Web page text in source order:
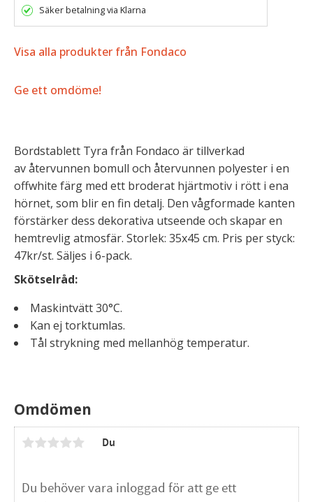
Säker betalning via Klarna
Visa alla produkter från Fondaco
Ge ett omdöme!
Bordstablett Tyra från Fondaco är tillverkad
av återvunnen bomull och återvunnen polyester i en
offwhite färg med ett broderat hjärtmotiv i rött i ena
hörnet, som blir en fin detalj. Den vågformade kanten
förstärker dess dekorativa utseende och skapar en
hemtrevlig atmosfär. Storlek: 35x45 cm. Pris per styck:
47kr/st. Säljes i 6-pack.
Skötselråd:
Maskintvätt 30°C.
Kan ej torktumlas.
Tål strykning med mellanhög temperatur.
Omdömen
Du